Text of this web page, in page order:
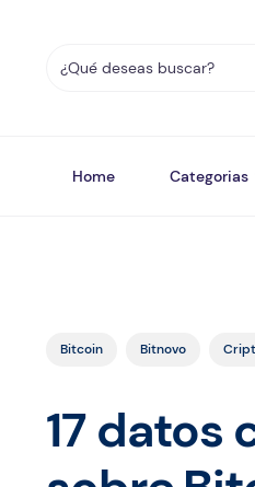
Home Categorias
Bitcoin Bitnovo
17 datos